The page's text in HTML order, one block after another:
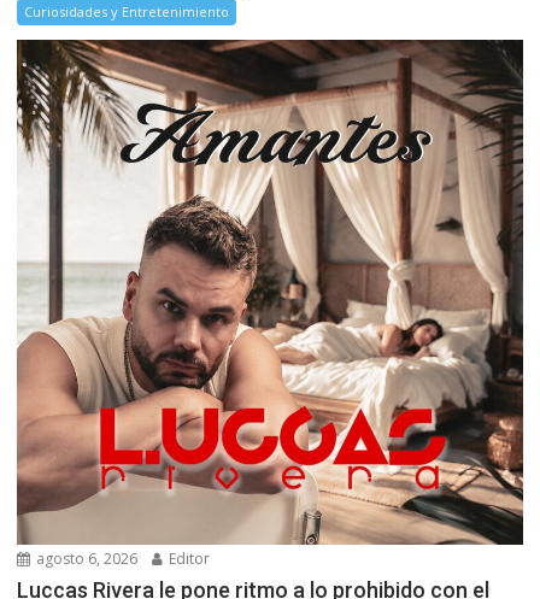
Curiosidades y Entretenimiento
agosto 6, 2026 Editor
Luccas Rivera le pone ritmo a lo prohibido con el